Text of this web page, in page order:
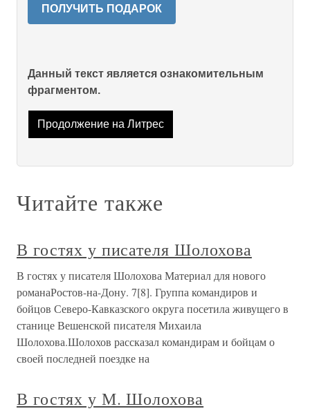
ПОЛУЧИТЬ ПОДАРОК
Данный текст является ознакомительным
фрагментом.
Продолжение на Литрес
Читайте также
В гостях у писателя Шолохова
В гостях у писателя Шолохова Материал для нового
романаРостов-на-Дону. 7[8]. Группа командиров и
бойцов Северо-Кавказского округа посетила живущего в
станице Вешенской писателя Михаила
Шолохова.Шолохов рассказал командирам и бойцам о
своей последней поездке на
В гостях у М. Шолохова